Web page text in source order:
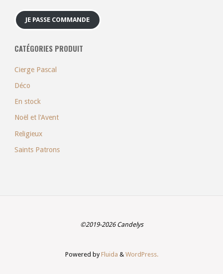
JE PASSE COMMANDE
CATÉGORIES PRODUIT
Cierge Pascal
Déco
En stock
Noël et l'Avent
Religieux
Saints Patrons
©2019-2026 Candelys
Powered byFluida & WordPress.